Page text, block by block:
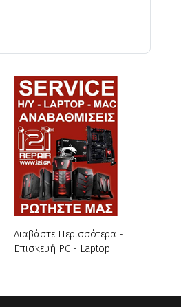
Διαβάστε Περισσότερα -
Επισκευή PC - Laptop